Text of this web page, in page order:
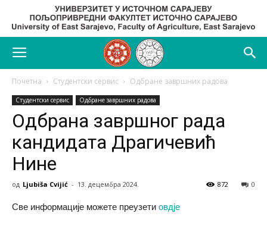
Почетна Студентски сервис Одбране завршних радова
Студентски сервис Одбране завршних радова
Одбрана завршног рада
кандидата Драгичевић
Нине
од Ljubiša Cvijić - 13. децембра 2024. 0
872
Све информације можете преузети овдје